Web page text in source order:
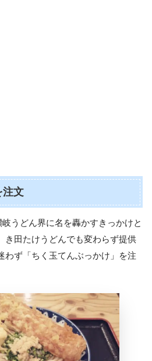
注文
うどん界に名を轟かすきっかけと
き田たけうどんでも変わらず提供
わず「ちく玉てんぶっかけ」を注